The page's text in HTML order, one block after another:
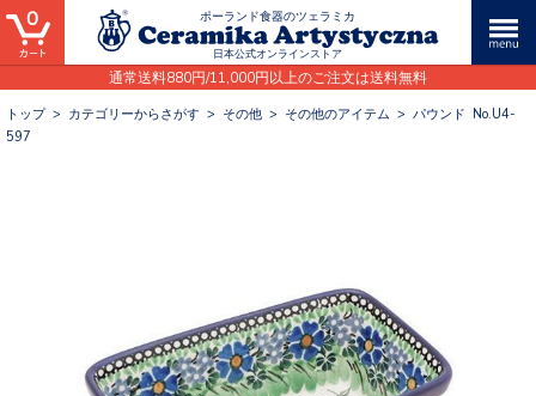
ポーランド食器のツェラミカ
日本公式オンラインストア
通常送料880円/11,000円以上のご注文は送料無料
0
トップ> カテゴリーからさがす > その他 > その他のアイテム > パウンド No.U4-
597